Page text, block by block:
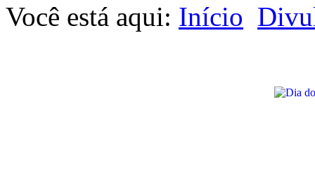
Você está aqui: Início